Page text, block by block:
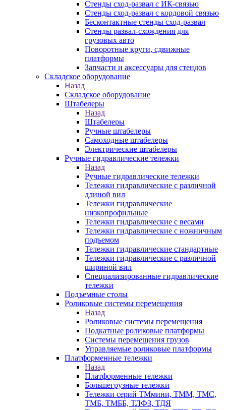
Стенды сход-развал с ИК-связью
Стенды сход-развал с кордовой связью
Бесконтактные стенды сход-развал
Стенды развал-схождения для
грузовых авто
Поворотные круги, сдвижные
платформы
Запчасти и аксессуары для стендов
Складское оборудование
Назад
Складское оборудование
Штабелеры
Назад
Штабелеры
Ручные штабелеры
Самоходные штабелеры
Электрические штабелеры
Ручные гидравлические тележки
Назад
Ручные гидравлические тележки
Тележки гидравлические с различной
длиной вил
Тележки гидравлические
низкопрофильные
Тележки гидравлические с весами
Тележки гидравлические с ножничным
подъемом
Тележки гидравлические стандартные
Тележки гидравлические с различной
шириной вил
Специализированные гидравлические
тележки
Подъемные столы
Роликовые системы перемещения
Назад
Роликовые системы перемещения
Подкатные роликовые платформы
Системы перемещения грузов
Управляемые роликовые платформы
Платформенные тележки
Назад
Платформенные тележки
Большегрузные тележки
Тележки серий ТМмини, ТММ, ТМС,
ТМБ, ТМББ, ТЛФЗ, ТДЯ